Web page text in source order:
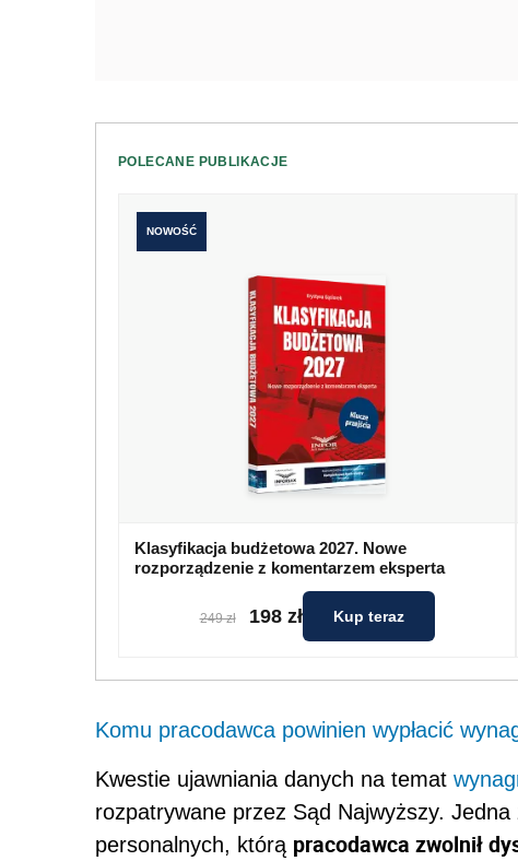
POLECANE PUBLIKACJE
NOWOŚĆ
Klasyfikacja budżetowa 2027. Nowe
rozporządzenie z komentarzem eksperta
249 zł 198 zł Kup teraz
Komu pracodawca powinien wypłacić
Kwestie ujawniania danych na temat
rozpatrywane przez Sąd Najwyższy.
personalnych, którą pracodawca zwolnił